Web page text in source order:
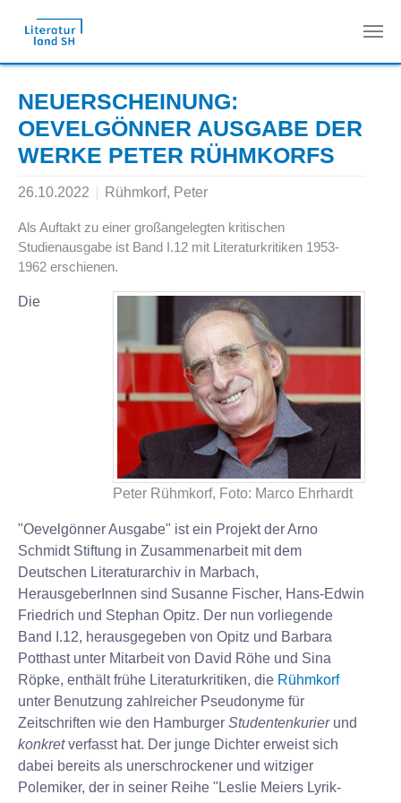
Zum Hauptinhalt springen
NEUERSCHEINUNG:
OEVELGÖNNER AUSGABE DER
WERKE PETER RÜHMKORFS
26.10.2022 Rühmkorf, Peter
Als Auftakt zu einer großangelegten kritischen
Studienausgabe ist Band I.12 mit Literaturkritiken 1953-
1962 erschienen.
Peter Rühmkorf, Foto: Marco Ehrhardt
Die
"Oevelgönner Ausgabe" ist ein Projekt der Arno
Schmidt Stiftung in Zusammenarbeit mit dem
Deutschen Literaturarchiv in Marbach,
HerausgeberInnen sind Susanne Fischer, Hans-Edwin
Friedrich und Stephan Opitz. Der nun vorliegende
Band I.12, herausgegeben von Opitz und Barbara
Potthast unter Mitarbeit von David Röhe und Sina
Röpke, enthält frühe Literaturkritiken, die Rühmkorf
unter Benutzung zahlreicher Pseudonyme für
Zeitschriften wie den Hamburger Studentenkurierund
konkretverfasst hat. Der junge Dichter erweist sich
dabei bereits als unerschrockener und witziger
Polemiker, der in seiner Reihe "Leslie Meiers Lyrik-